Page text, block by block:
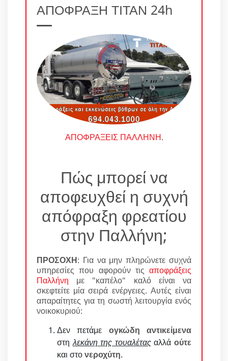
ΑΠΟΦΡΑΞΗ ΤΙΤΑΝ 24h
ΑΠΟΦΡΑΞΕΙΣ ΠΑΛΛΗΝΗ.
Πώς μπορεί να
αποφευχθεί η συχνή
απόφραξη φρεατίου
στην Παλλήνη;
ΠΡΟΣΟΧΗ: Για να μην πληρώνετε συχνά
υπηρεσίες που αφορούν τις αποφράξεις
Παλλήνη με "καπέλο" καλό είναι να
σκεφτείτε μία σειρά ενέργειες. Αυτές είναι
απαραίτητες για τη σωστή λειτουργία ενός
νοικοκυριού:
Δεν πετάμε ογκώδη αντικείμενα
στηλεκάνη της τουαλέταςαλλάούτε
και στονεροχύτη.